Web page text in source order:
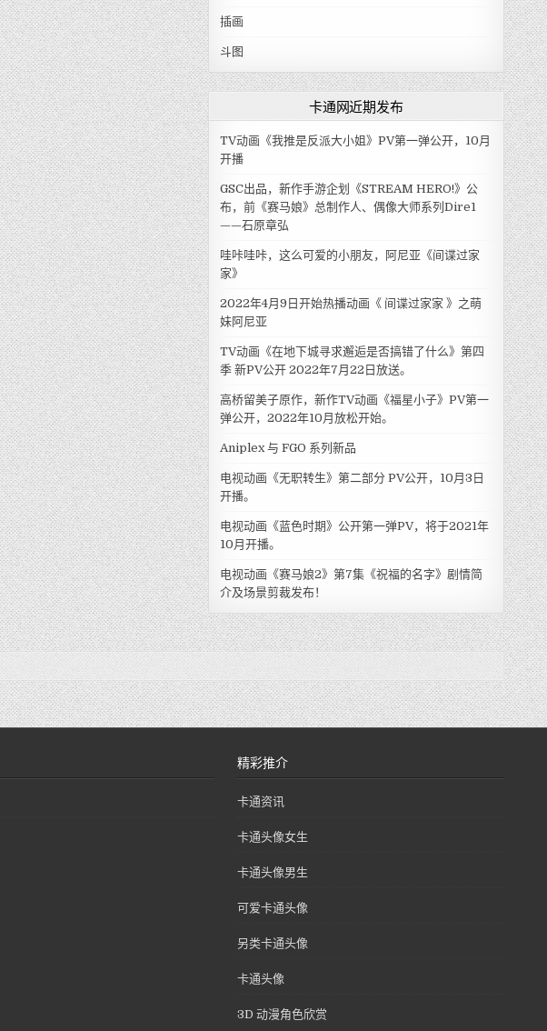
插画
斗图
卡通网近期发布
TV动画《我推是反派大小姐》PV第一弹公开，10月
开播
GSC出品，新作手游企划《STREAM HERO!》公
布，前《赛马娘》总制作人、偶像大师系列Dire1
——石原章弘
哇咔哇咔，这么可爱的小朋友，阿尼亚《间谍过家
家》
2022年4月9日开始热播动画《 间谍过家家 》之萌
妹阿尼亚
TV动画《在地下城寻求邂逅是否搞错了什么》第四
季 新PV公开 2022年7月22日放送。
高桥留美子原作，新作TV动画《福星小子》PV第一
弹公开，2022年10月放松开始。
Aniplex 与 FGO 系列新品
电视动画《无职转生》第二部分 PV公开，10月3日
开播。
电视动画《蓝色时期》公开第一弹PV，将于2021年
10月开播。
电视动画《赛马娘2》第7集《祝福的名字》剧情简
介及场景剪裁发布！
精彩推介
卡通资讯
卡通头像女生
卡通头像男生
可爱卡通头像
另类卡通头像
卡通头像
3D 动漫角色欣赏